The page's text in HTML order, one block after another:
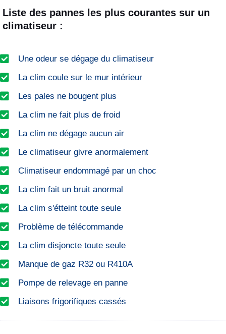
Liste des pannes les plus courantes sur un
climatiseur :
Une odeur se dégage du climatiseur
La clim coule sur le mur intérieur
Les pales ne bougent plus
La clim ne fait plus de froid
La clim ne dégage aucun air
Le climatiseur givre anormalement
Climatiseur endommagé par un choc
La clim fait un bruit anormal
La clim s'étteint toute seule
Problème de télécommande
La clim disjoncte toute seule
Manque de gaz R32 ou R410A
Pompe de relevage en panne
Liaisons frigorifiques cassés